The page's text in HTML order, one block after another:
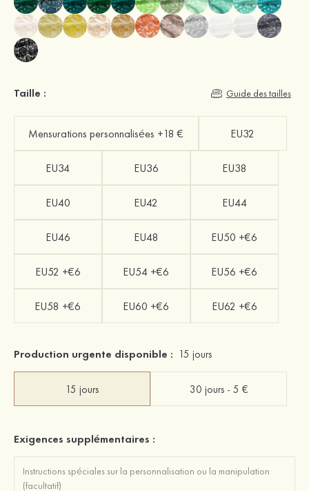
Taille : Guide des tailles
Mensurations personnalisées +18 € EU32
EU34 EU36 EU38
EU40 EU42 EU44
EU46 EU48 EU50 +€6
EU52 +€6 EU54 +€6 EU56 +€6
EU58 +€6 EU60 +€6 EU62 +€6
Production urgente disponible : 15 jours
15 jours 30 jours - 5 €
Exigences supplémentaires :